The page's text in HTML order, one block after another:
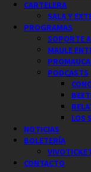
CARTELERA
SALA Y
PROGRAMAS
SOPORTE
MAULE
PODCASTS
LOS
NOTICIAS
BOLETERÍA
CONTACTO